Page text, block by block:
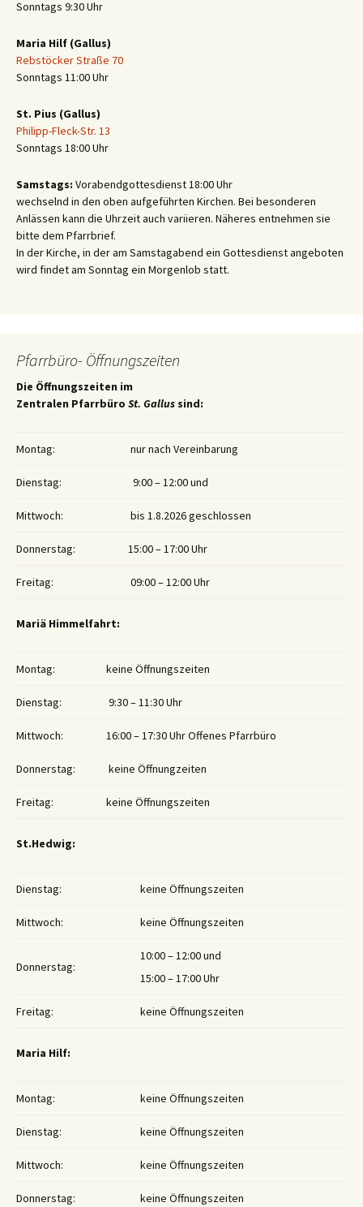
Sonntags 9:30 Uhr
Maria Hilf (Gallus)
Rebstöcker Straße 70
Sonntags 11:00 Uhr
St. Pius (Gallus)
Philipp-Fleck-Str. 13
Sonntags 18:00 Uhr
Samstags: Vorabendgottesdienst 18:00 Uhr
wechselnd in den oben aufgeführten Kirchen. Bei besonderen
Anlässen kann die Uhrzeit auch variieren. Näheres entnehmen sie
bitte dem Pfarrbrief.
In der Kirche, in der am Samstagabend ein Gottesdienst angeboten
wird findet am Sonntag ein Morgenlob statt.
Pfarrbüro- Öffnungszeiten
Die Öffnungszeiten im
Zentralen Pfarrbüro St. Gallus sind:
Montag: nur nach Vereinbarung
Dienstag: 9:00 – 12:00 und
Mittwoch: bis 1.8.2026 geschlossen
Donnerstag: 15:00 – 17:00 Uhr
Freitag: 09:00 – 12:00 Uhr
Mariä Himmelfahrt:
Montag: keine Öffnungszeiten
Dienstag: 9:30 – 11:30 Uhr
Mittwoch: 16:00 – 17:30 Uhr Offenes Pfarrbüro
Donnerstag: keine Öffnungzeiten
Freitag: keine Öffnungszeiten
St.Hedwig:
Dienstag: keine Öffnungszeiten
Mittwoch: keine Öffnungszeiten
Donnerstag:
10:00 – 12:00 und
15:00 – 17:00 Uhr
Freitag: keine Öffnungszeiten
Maria Hilf:
Montag: keine Öffnungszeiten
Dienstag: keine Öffnungszeiten
Mittwoch: keine Öffnungszeiten
Donnerstag: keine Öffnungszeiten